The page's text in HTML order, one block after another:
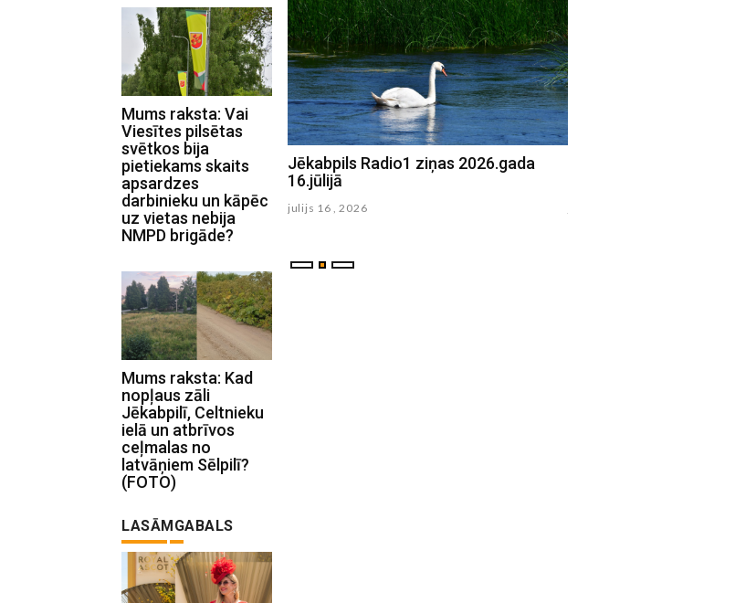
Mums raksta: Vai
Viesītes pilsētas
svētkos bija
pietiekams skaits
apsardzes
darbinieku un kāpēc
uz vietas nebija
NMPD brigāde?
Mums raksta: Kad
nopļaus zāli
Jēkabpilī, Celtnieku
ielā un atbrīvos
ceļmalas no
latvāņiem Sēlpilī?
(FOTO)
LASĀMGABALS
Jēkabpils Radio1 ziņas 2026.gada
Jēkabpils Radio1 ziņas 2026.gada
16.jūlijā
julijs 16 , 2026